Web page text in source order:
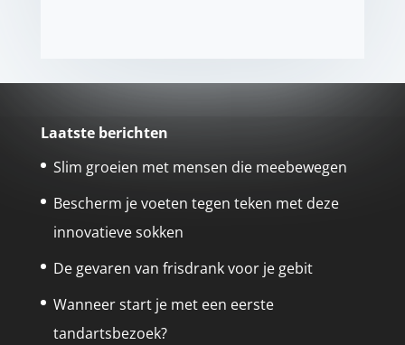
Laatste berichten
Slim groeien met mensen die meebewegen
Bescherm je voeten tegen teken met deze
innovatieve sokken
De gevaren van frisdrank voor je gebit
Wanneer start je met een eerste
tandartsbezoek?